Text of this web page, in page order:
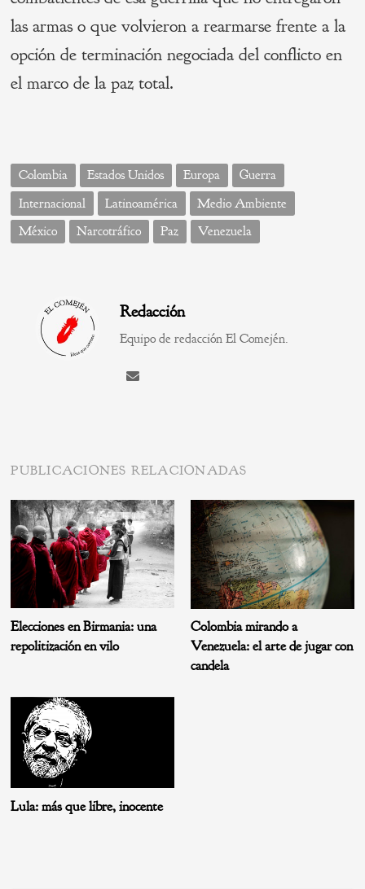
las armas o que volvieron a rearmarse frente a la
opción de terminación negociada del conflicto en
el marco de la paz total.
Colombia Estados Unidos Europa
Guerra
Internacional
Latinoamérica
Medio Ambiente
México
Narcotráfico Paz Venezuela
Redacción
Equipo de redacción El Comején.
PUBLICACIONES RELACIONADAS
Elecciones en Birmania: una
repolitización en vilo
Colombia mirando a
Venezuela: el arte de jugar con
candela
Lula: más que libre, inocente